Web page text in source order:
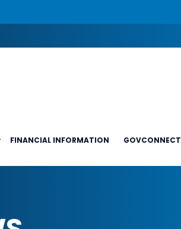
FINANCIAL INFORMATION
GOVCONNECT